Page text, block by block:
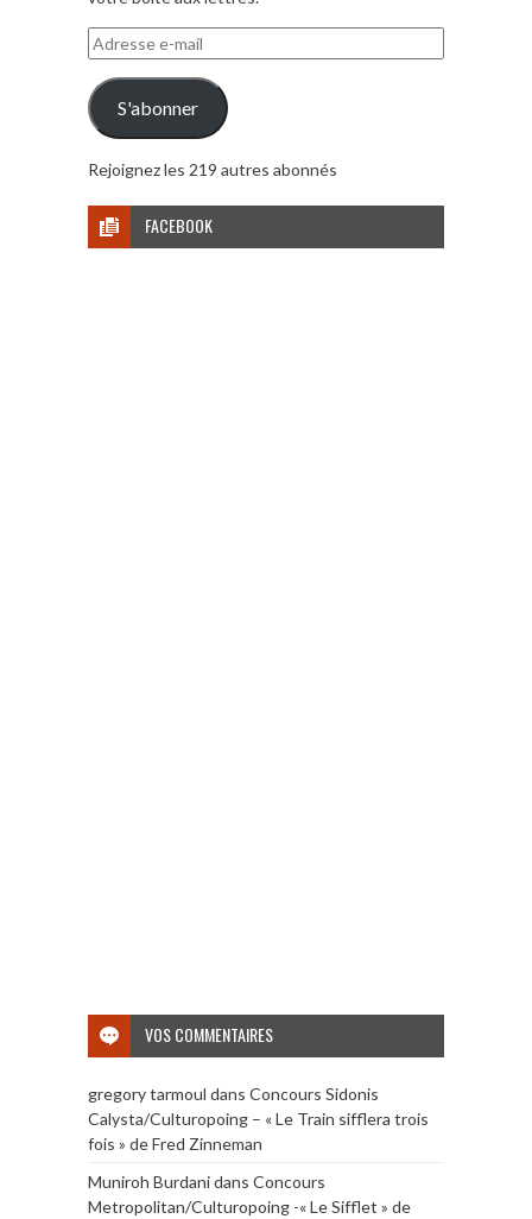
Adresse
e-
mail
S'abonner
Rejoignez les 219 autres abonnés
FACEBOOK
VOS COMMENTAIRES
gregory tarmoul dans Concours Sidonis
Calysta/Culturopoing – « Le Train sifflera trois
fois » de Fred Zinneman
Muniroh Burdanidans Concours
Metropolitan/Culturopoing -« Le Sifflet » de